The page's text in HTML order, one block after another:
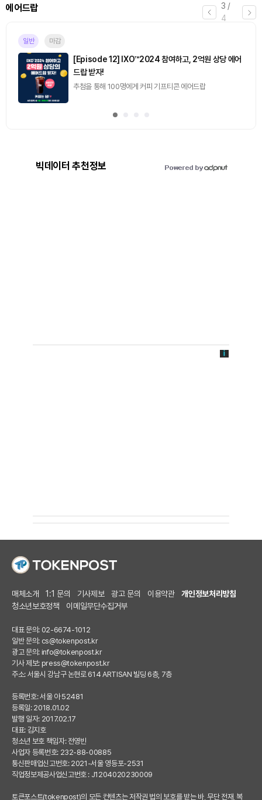
3 /
4
에어드랍
일반 마감
[Episode 12] IXO™2024 참여하고, 2억원 상당 에어
드랍 받자!
추첨을 통해 100명에게 커피 기프티콘 에어드랍
빅데이터 추천정보
매체소개 1:1 문의 기사제보 광고 문의 이용약관
개인정보처리방침
청소년보호정책
이메일무단수집거부
대표 문의: 02-6674-1012
일반 문의: cs@tokenpost.kr
광고 문의: info@tokenpost.kr
기사 제보: press@tokenpost.kr
주소: 서울시 강남구 논현로 614 ARTISAN 빌딩 6층, 7층
등록번호: 서울 아 52481
등록일: 2018.01.02
발행 일자: 2017.02.17
대표: 김지호
청소년 보호 책임자: 전영빈
사업자 등록번호: 232-88-00885
통신판매업신고번호: 2021-서울 영등포-2531
직업정보제공사업신고번호 : J1204020230009
토큰포스트(tokenpost)의 모든 컨텐츠는 저작권 법의 보호를 받는 바, 무단 전재, 복